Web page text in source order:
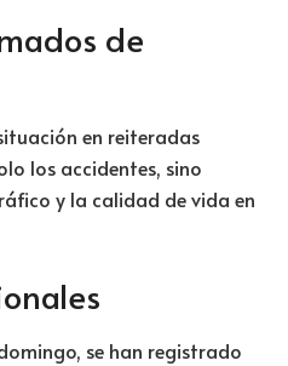
de
en reiteradas
los accidentes, sino
y la calidad de vida en
se han registrado